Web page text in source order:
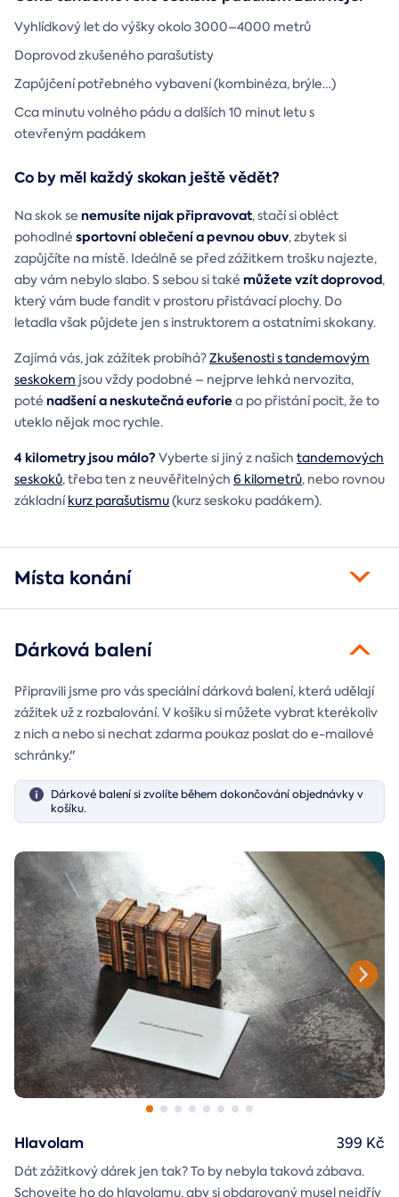
Vyhlídkový let do výšky okolo 3000–4000 metrů
Doprovod zkušeného parašutisty
Zapůjčení potřebného vybavení (kombinéza, brýle…)
Cca minutu volného pádu a dalších 10 minut letu s
otevřeným padákem
Co by měl každý skokan ještě vědět?
Na skok se nemusíte nijak připravovat, stačí si obléct
pohodlné sportovní oblečení a pevnou obuv, zbytek si
zapůjčíte na místě. Ideálně se před zážitkem trošku najezte,
aby vám nebylo slabo. S sebou si také můžete vzít doprovod,
který vám bude fandit v prostoru přistávací plochy. Do
letadla však půjdete jen s instruktorem a ostatními skokany.
Zajímá vás, jak zážitek probíhá?Zkušenosti s tandemovým
seskokem jsou vždy podobné – nejprve lehká nervozita,
poté nadšení a neskutečná euforiea po přistání pocit, že to
uteklo nějak moc rychle.
4 kilometry jsou málo? Vyberte si jiný z našich tandemových
seskoků, třeba ten z neuvěřitelných 6 kilometrů, nebo rovnou
základníkurz parašutismu(kurz seskoku padákem).
Místa konání
Dárková balení
Připravili jsme pro vás speciální dárková balení, která udělají
zážitek už z rozbalování. V košíku si můžete vybrat kterékoliv
z nich a nebo si nechat zdarma poukaz poslat do e-mailové
schránky."
Dárkové balení si zvolíte během dokončování objednávky v
košíku.
Hlavolam
Dát zážitkový dárek jen tak? To by nebyla taková zábava.
Schovejte ho do hlavolamu, aby si obdarovaný musel nejdřív
399 Kč